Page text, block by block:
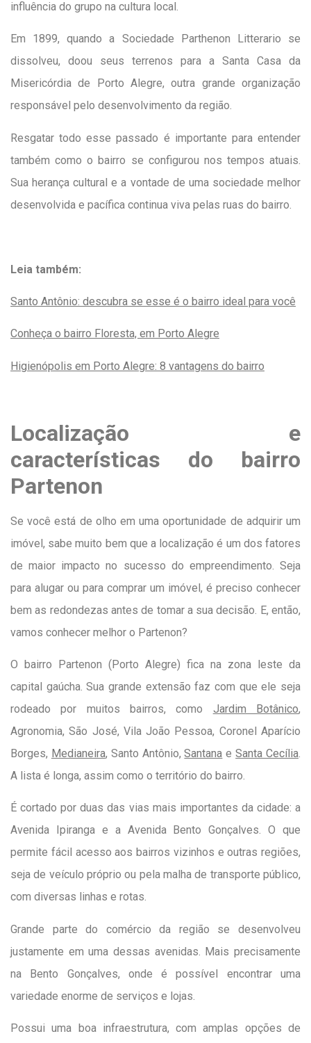
influência do grupo na cultura local.
Em 1899, quando a Sociedade Parthenon Litterario se
dissolveu, doou seus terrenos para a Santa Casa da
Misericórdia de Porto Alegre, outra grande organização
responsável pelo desenvolvimento da região.
Resgatar todo esse passado é importante para entender
também como o bairro se configurou nos tempos atuais.
Sua herança cultural e a vontade de uma sociedade melhor
desenvolvida e pacífica continua viva pelas ruas do bairro.
Leia também:
Santo Antônio: descubra se esse é o bairro ideal para você
Conheça o bairro Floresta, em Porto Alegre
Higienópolis em Porto Alegre: 8 vantagens do bairro
Localização e
características do bairro
Partenon
Se você está de olho em uma oportunidade de adquirir um
imóvel, sabe muito bem que a localização é um dos fatores
de maior impacto no sucesso do empreendimento. Seja
para alugar ou para comprar um imóvel, é preciso conhecer
bem as redondezas antes de tomar a sua decisão. E, então,
vamos conhecer melhor o Partenon?
O bairro Partenon (Porto Alegre) fica na zona leste da
capital gaúcha. Sua grande extensão faz com que ele seja
rodeado por muitos bairros, como Jardim Botânico,
Agronomia, São José, Vila João Pessoa, Coronel Aparício
Borges, Medianeira, Santo Antônio,Santana eSanta Cecília.
A lista é longa, assim como o território do bairro.
É cortado por duas das vias mais importantes da cidade: a
Avenida Ipiranga e a Avenida Bento Gonçalves. O que
permite fácil acesso aos bairros vizinhos e outras regiões,
seja de veículo próprio ou pela malha de transporte público,
com diversas linhas e rotas.
Grande parte do comércio da região se desenvolveu
justamente em uma dessas avenidas. Mais precisamente
na Bento Gonçalves, onde é possível encontrar uma
variedade enorme de serviços e lojas.
Possui uma boa infraestrutura, com amplas opções de